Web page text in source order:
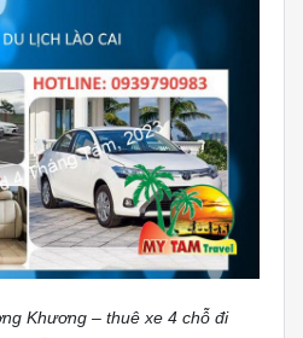
Khương – thuê xe 4 chỗ đi